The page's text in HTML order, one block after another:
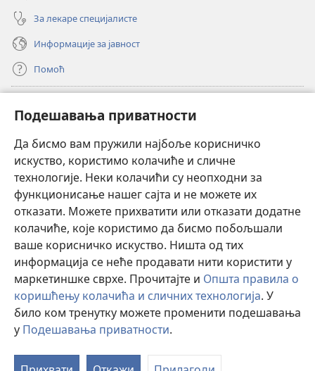
Подешавања приватности
Да бисмо вам пружили најбоље корисничко
искуство, користимо колачиће и сличне
технологије. Неки колачићи су неопходни за
функционисање нашег сајта и не можете их
отказати. Можете прихватити или отказати додатне
колачиће, које користимо да бисмо побољшали
ваше корисничко искуство. Ништа од тих
информација се неће продавати нити користити у
маркетиншке сврхе. Прочитајте и Општа правила о
коришћењу колачића и сличних технологија. У
било ком тренутку можете променити подешавања
у Подешавања приватности.
За лекаре специјалисте
Информације за јавност
Помоћ
(отвара
нови
прозор)ОНЛАЈН БИБЛИОТЕКА Watchtower
(отвара
нови
прозор)JW Hub®
(отвара
нови
прозор)JW Library
Watchtower Library ®
Copyright© 2026 Watch Tower Bible and Tract Society of Pennsylvania.
ПРАВИЛА КОРИШЋЕЊА
ПРИВАТНОСТИ